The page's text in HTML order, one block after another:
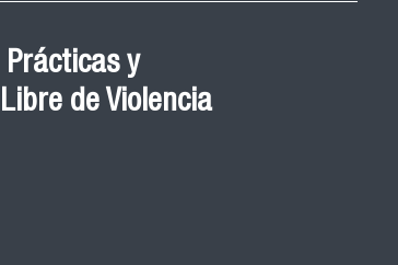
y
de Violencia